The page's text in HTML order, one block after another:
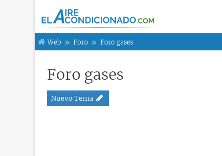
Web Foro Foro gases
Foro gases
Nuevo Tema